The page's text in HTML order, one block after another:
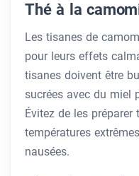
Thé à la
Les tisanes de
pour leurs effets
tisanes doivent être
sucrées avec du miel
Évitez de les
températures
nausées.